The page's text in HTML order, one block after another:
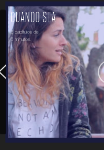
CUANDO SEA
6 capítulos de
6 minutos.